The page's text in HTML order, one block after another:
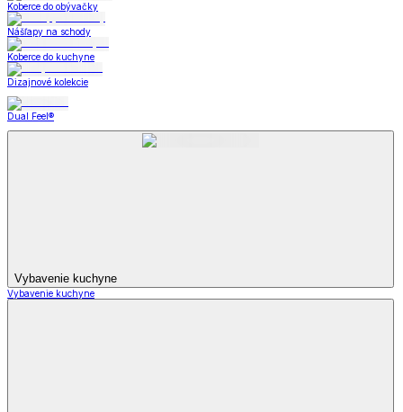
Koberce do obývačky
Nášľapy na schody
Koberce do kuchyne
Dizajnové kolekcie
Dual Feel®
Vybavenie kuchyne
Vybavenie kuchyne